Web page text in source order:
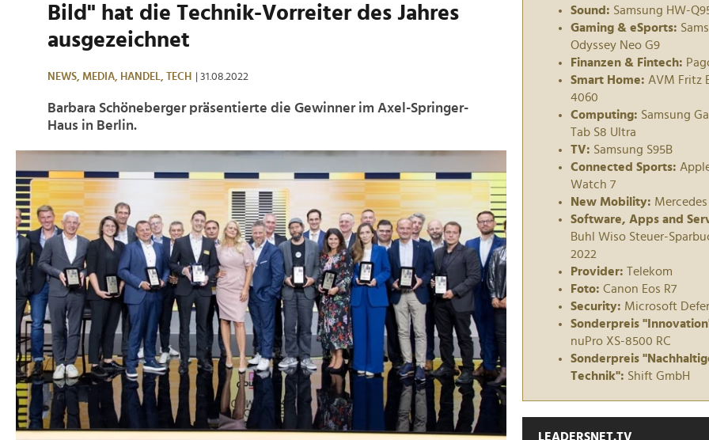
Bild" hat die Technik-Vorreiter des Jahres
ausgezeichnet
NEWS, MEDIA, HANDEL, TECH | 31.08.2022
Barbara Schöneberger präsentierte die Gewinner im Axel-Springer-
Haus in Berlin.
Sound: Samsung HW-
Gaming & eSports:
Odyssey Neo G9
Finanzen & Fintech:
Smart Home: AVM Fritz
4060
Computing: Samsung
Tab S8 Ultra
TV: Samsung S95B
Connected Sports:
Watch 7
New Mobility: Mercedes
Software, Apps and
Buhl Wiso Steuer-
2022
Provider: Telekom
Foto: Canon Eos R7
Security: Microsoft
Sonderpreis
nuPro XS-8500 RC
Sonderpreis
Technik": Shift GmbH
LEADERSNET.TV